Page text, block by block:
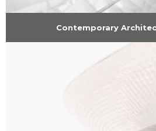
Contemporary